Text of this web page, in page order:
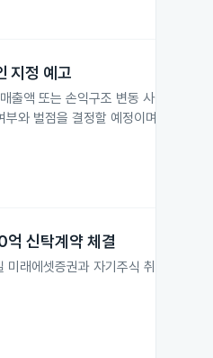
지정 예고
출액 또는 손익구조 변동 사실을 기
와 벌점을 결정할 예정이며, 지정 시
신탁계약 체결
래에셋증권과 자기주식 취득 신탁